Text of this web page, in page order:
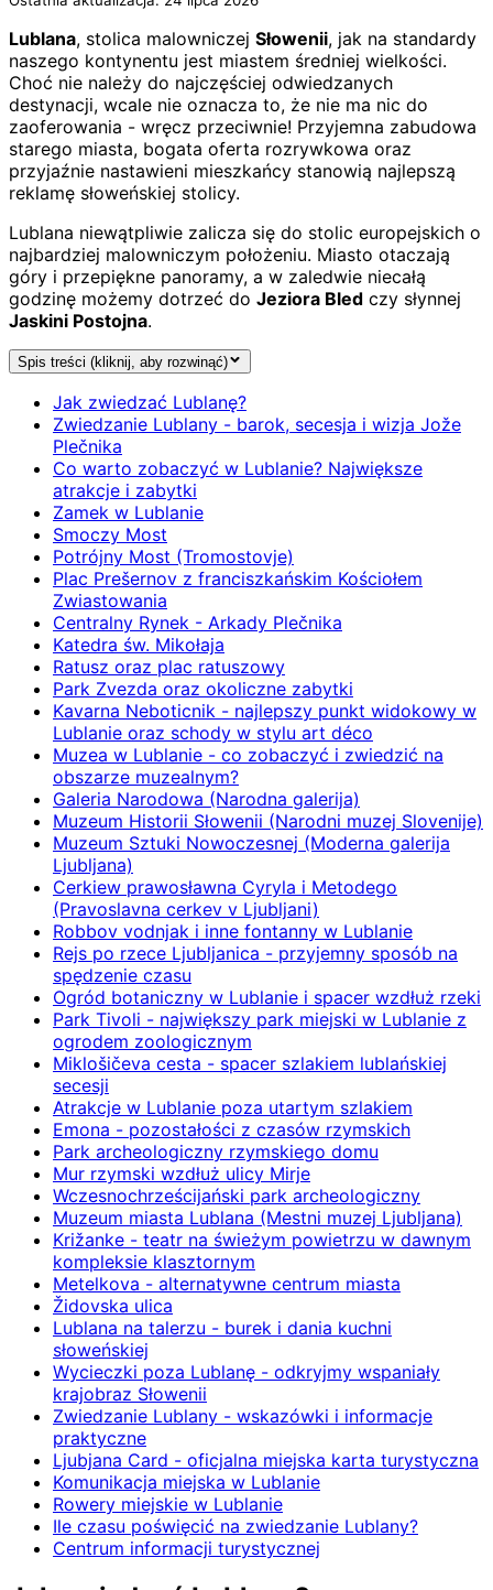
Lublana, stolica malowniczej Słowenii, jak na standardy
naszego kontynentu jest miastem średniej wielkości.
Choć nie należy do najczęściej odwiedzanych
destynacji, wcale nie oznacza to, że nie ma nic do
zaoferowania - wręcz przeciwnie! Przyjemna zabudowa
starego miasta, bogata oferta rozrywkowa oraz
przyjaźnie nastawieni mieszkańcy stanowią najlepszą
reklamę słoweńskiej stolicy.
Lublana niewątpliwie zalicza się do stolic europejskich o
najbardziej malowniczym położeniu. Miasto otaczają
góry i przepiękne panoramy, a w zaledwie niecałą
godzinę możemy dotrzeć do Jeziora Bled czy słynnej
Jaskini Postojna.
Spis treści (kliknij, aby rozwinąć)
Jak zwiedzać Lublanę?
Zwiedzanie Lublany - barok, secesja i wizja Jože
Plečnika
Co warto zobaczyć w Lublanie? Największe
atrakcje i zabytki
Zamek w Lublanie
Smoczy Most
Potrójny Most (Tromostovje)
Plac Prešernov z franciszkańskim Kościołem
Zwiastowania
Centralny Rynek - Arkady Plečnika
Katedra św. Mikołaja
Ratusz oraz plac ratuszowy
Park Zvezda oraz okoliczne zabytki
Kavarna Neboticnik - najlepszy punkt widokowy w
Lublanie oraz schody w stylu art déco
Muzea w Lublanie - co zobaczyć i zwiedzić na
obszarze muzealnym?
Galeria Narodowa (Narodna galerija)
Muzeum Historii Słowenii (Narodni muzej Slovenije)
Muzeum Sztuki Nowoczesnej (Moderna galerija
Ljubljana)
Cerkiew prawosławna Cyryla i Metodego
(Pravoslavna cerkev v Ljubljani)
Robbov vodnjak i inne fontanny w Lublanie
Rejs po rzece Ljubljanica - przyjemny sposób na
spędzenie czasu
Ogród botaniczny w Lublanie i spacer wzdłuż rzeki
Park Tivoli - największy park miejski w Lublanie z
ogrodem zoologicznym
Miklošičeva cesta - spacer szlakiem lublańskiej
secesji
Atrakcje w Lublanie poza utartym szlakiem
Emona - pozostałości z czasów rzymskich
Park archeologiczny rzymskiego domu
Mur rzymski wzdłuż ulicy Mirje
Wczesnochrześcijański park archeologiczny
Muzeum miasta Lublana (Mestni muzej Ljubljana)
Križanke - teatr na świeżym powietrzu w dawnym
kompleksie klasztornym
Metelkova - alternatywne centrum miasta
Židovska ulica
Lublana na talerzu - burek i dania kuchni
słoweńskiej
Wycieczki poza Lublanę - odkryjmy wspaniały
krajobraz Słowenii
Zwiedzanie Lublany - wskazówki i informacje
praktyczne
Ljubjana Card - oficjalna miejska karta turystyczna
Komunikacja miejska w Lublanie
Rowery miejskie w Lublanie
Ile czasu poświęcić na zwiedzanie Lublany?
Centrum informacji turystycznej